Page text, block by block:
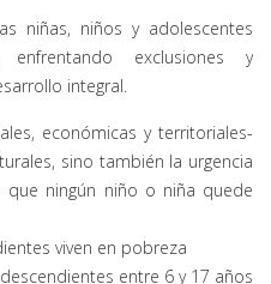
niñas, niños y adolescentes
enfrentando exclusiones y
integral.
económicas y territoriales-
sino también la urgencia
ningún niño o niña quede
viven en pobreza
entre 6 y 17 años